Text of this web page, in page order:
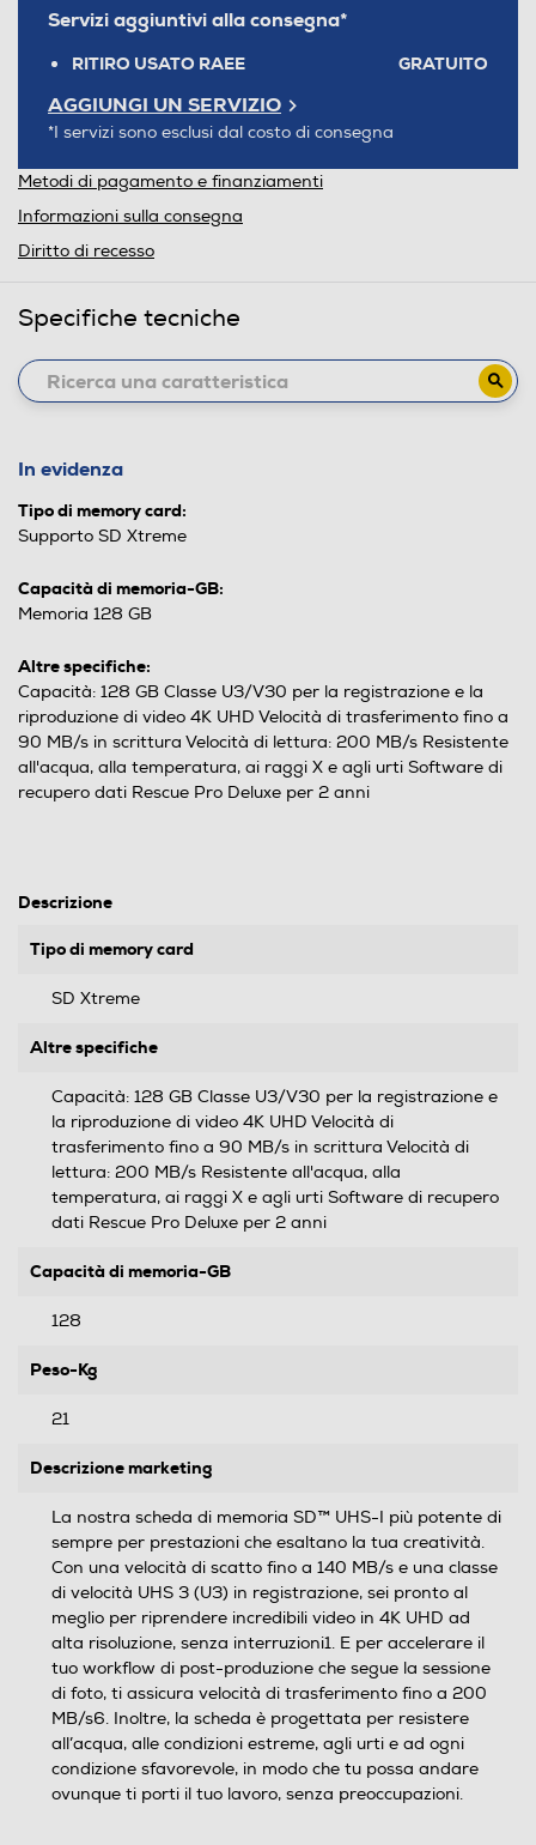
Servizi aggiuntivi alla consegna*
RITIRO USATO RAEE GRATUITO
AGGIUNGI UN SERVIZIO
*I servizi sono esclusi dal costo di consegna
Metodi di pagamento e finanziamenti
Informazioni sulla consegna
Diritto di recesso
Specifiche tecniche
In evidenza
Tipo di memory card:
Supporto SD Xtreme
Capacità di memoria-GB:
Memoria 128 GB
Altre specifiche:
Capacità: 128 GB Classe U3/V30 per la registrazione e la
riproduzione di video 4K UHD Velocità di trasferimento fino a
90 MB/s in scrittura Velocità di lettura: 200 MB/s Resistente
all'acqua, alla temperatura, ai raggi X e agli urti Software di
recupero dati Rescue Pro Deluxe per 2 anni
Descrizione
Tipo di memory card
SD Xtreme
Altre specifiche
Capacità: 128 GB Classe U3/V30 per la registrazione e
la riproduzione di video 4K UHD Velocità di
trasferimento fino a 90 MB/s in scrittura Velocità di
lettura: 200 MB/s Resistente all'acqua, alla
temperatura, ai raggi X e agli urti Software di recupero
dati Rescue Pro Deluxe per 2 anni
Capacità di memoria-GB
128
Peso-Kg
21
Descrizione marketing
La nostra scheda di memoria SD™ UHS-I più potente di
sempre per prestazioni che esaltano la tua creatività.
Con una velocità di scatto fino a 140 MB/s e una classe
di velocità UHS 3 (U3) in registrazione, sei pronto al
meglio per riprendere incredibili video in 4K UHD ad
alta risoluzione, senza interruzioni1. E per accelerare il
tuo workflow di post-produzione che segue la sessione
di foto, ti assicura velocità di trasferimento fino a 200
MB/s6. Inoltre, la scheda è progettata per resistere
all’acqua, alle condizioni estreme, agli urti e ad ogni
condizione sfavorevole, in modo che tu possa andare
ovunque ti porti il tuo lavoro, senza preoccupazioni.